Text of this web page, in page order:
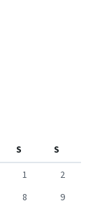
S
S
1
2
8
9